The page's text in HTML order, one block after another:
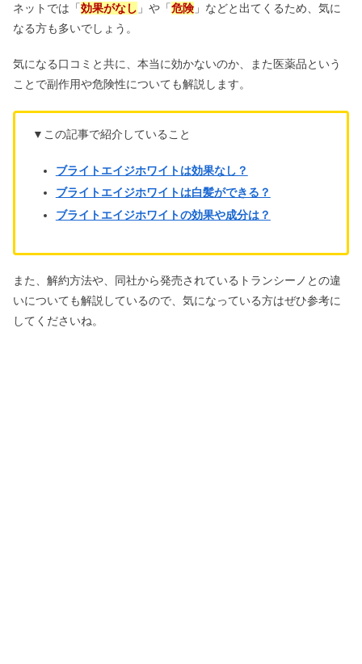
ネットでは「効果がなし 」や「危険」などと出てくるため、気に
なる方も多いでしょう。
気になる口コミと共に、本当に効かないのか、また 医薬品という
ことで副作用や危険性についても解説します。
▼この記事で紹介していること
ブライトエイジホワイトは効果なし？
ブライトエイジホワイトは白髪ができる？
ブライトエイジホワイトの効果や成分は？
また、 解約方法や、 同社から発売されているトランシーノとの違
いについても解説しているので、気になっている方はぜひ参考に
してくださいね。